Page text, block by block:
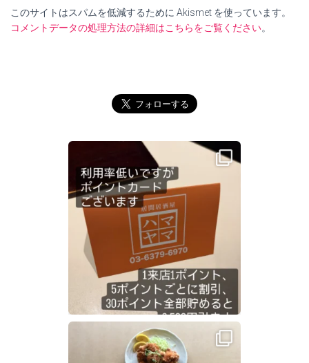
このサイトはスパムを低減するために Akismet を使っています。
コメントデータの処理方法の詳細はこちらをご覧ください。